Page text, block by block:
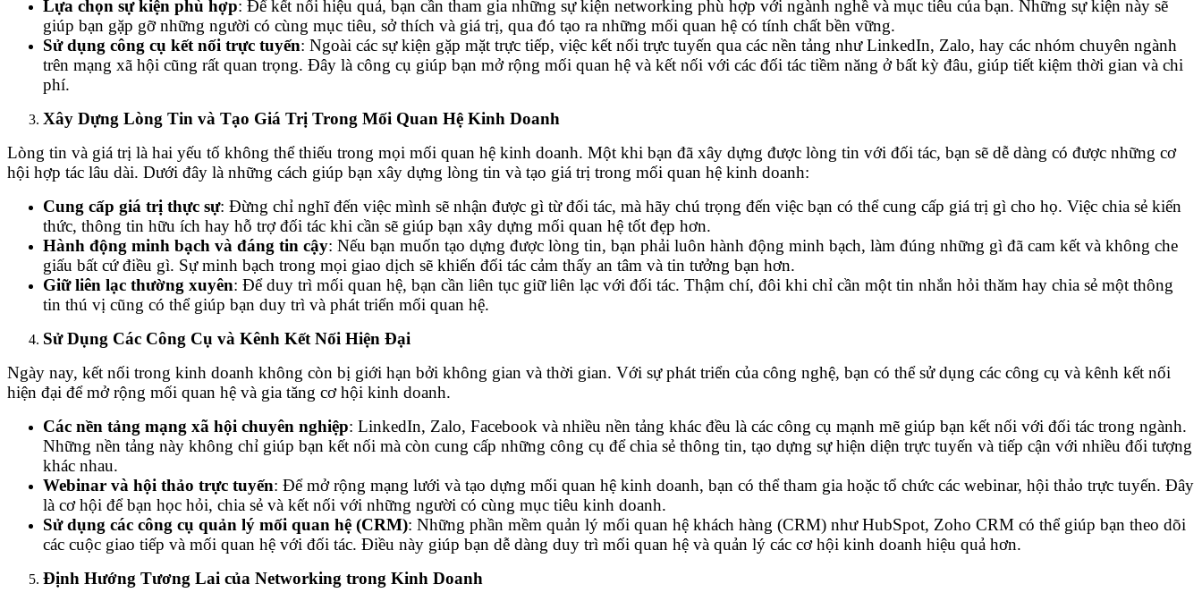
Lựa chọn sự kiện phù hợp: Để kết nối hiệu quả, bạn cần tham gia những sự kiện networking phù hợp với ngành nghề và mục tiêu của bạn. Những sự kiện này sẽ
giúp bạn gặp gỡ những người có cùng mục tiêu, sở thích và giá trị, qua đó tạo ra những mối quan hệ có tính chất bền vững.
Sử dụng công cụ kết nối trực tuyến: Ngoài các sự kiện gặp mặt trực tiếp, việc kết nối trực tuyến qua các nền tảng như LinkedIn, Zalo, hay các nhóm chuyên ngành
trên mạng xã hội cũng rất quan trọng. Đây là công cụ giúp bạn mở rộng mối quan hệ và kết nối với các đối tác tiềm năng ở bất kỳ đâu, giúp tiết kiệm thời gian và chi
phí.
Xây Dựng Lòng Tin và Tạo Giá Trị Trong Mối Quan Hệ Kinh Doanh
Lòng tin và giá trị là hai yếu tố không thể thiếu trong mọi mối quan hệ kinh doanh. Một khi bạn đã xây dựng được lòng tin với đối tác, bạn sẽ dễ dàng có được những cơ
hội hợp tác lâu dài. Dưới đây là những cách giúp bạn xây dựng lòng tin và tạo giá trị trong mối quan hệ kinh doanh:
Cung cấp giá trị thực sự: Đừng chỉ nghĩ đến việc mình sẽ nhận được gì từ đối tác, mà hãy chú trọng đến việc bạn có thể cung cấp giá trị gì cho họ. Việc chia sẻ kiến
thức, thông tin hữu ích hay hỗ trợ đối tác khi cần sẽ giúp bạn xây dựng mối quan hệ tốt đẹp hơn.
Hành động minh bạch và đáng tin cậy: Nếu bạn muốn tạo dựng được lòng tin, bạn phải luôn hành động minh bạch, làm đúng những gì đã cam kết và không che
giấu bất cứ điều gì. Sự minh bạch trong mọi giao dịch sẽ khiến đối tác cảm thấy an tâm và tin tưởng bạn hơn.
Giữ liên lạc thường xuyên: Để duy trì mối quan hệ, bạn cần liên tục giữ liên lạc với đối tác. Thậm chí, đôi khi chỉ cần một tin nhắn hỏi thăm hay chia sẻ một thông
tin thú vị cũng có thể giúp bạn duy trì và phát triển mối quan hệ.
Sử Dụng Các Công Cụ và Kênh Kết Nối Hiện Đại
Ngày nay, kết nối trong kinh doanh không còn bị giới hạn bởi không gian và thời gian. Với sự phát triển của công nghệ, bạn có thể sử dụng các công cụ và kênh kết nối
hiện đại để mở rộng mối quan hệ và gia tăng cơ hội kinh doanh.
Các nền tảng mạng xã hội chuyên nghiệp: LinkedIn, Zalo, Facebook và nhiều nền tảng khác đều là các công cụ mạnh mẽ giúp bạn kết nối với đối tác trong ngành.
Những nền tảng này không chỉ giúp bạn kết nối mà còn cung cấp những công cụ để chia sẻ thông tin, tạo dựng sự hiện diện trực tuyến và tiếp cận với nhiều đối tượng
khác nhau.
Webinar và hội thảo trực tuyến: Để mở rộng mạng lưới và tạo dựng mối quan hệ kinh doanh, bạn có thể tham gia hoặc tổ chức các webinar, hội thảo trực tuyến. Đây
là cơ hội để bạn học hỏi, chia sẻ và kết nối với những người có cùng mục tiêu kinh doanh.
Sử dụng các công cụ quản lý mối quan hệ (CRM): Những phần mềm quản lý mối quan hệ khách hàng (CRM) như HubSpot, Zoho CRM có thể giúp bạn theo dõi
các cuộc giao tiếp và mối quan hệ với đối tác. Điều này giúp bạn dễ dàng duy trì mối quan hệ và quản lý các cơ hội kinh doanh hiệu quả hơn.
Định Hướng Tương Lai của Networking trong Kinh Doanh